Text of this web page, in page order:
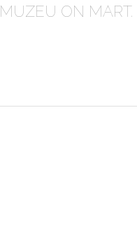
MUZEU ON